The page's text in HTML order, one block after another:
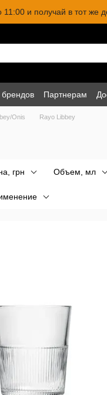
11:00 и получай в тот
Партнерам
Onis Rayo Libbey
грн Объем, мл